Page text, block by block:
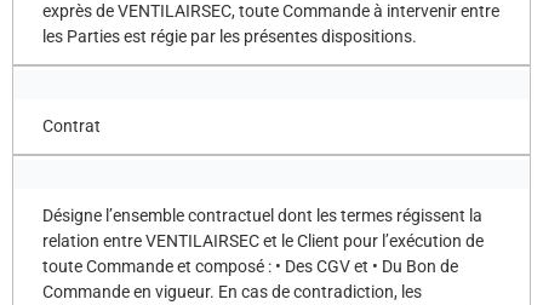
exprès de VENTILAIRSEC, toute Commande à intervenir entre
les Parties est régie par les présentes dispositions.
Contrat
Désigne l’ensemble contractuel dont les termes régissent la
relation entre VENTILAIRSEC et le Client pour l’exécution de
toute Commande et composé : • Des CGV et • Du Bon de
Commande en vigueur. En cas de contradiction, les